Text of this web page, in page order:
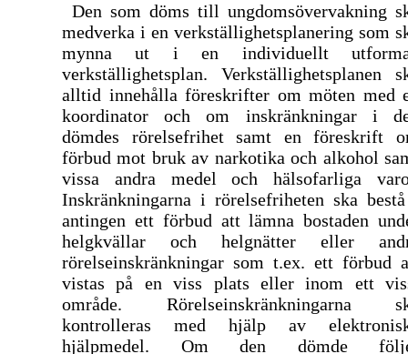
Den som döms till ungdomsövervakning
medverka i en verkställighetsplanering som
mynna ut i en individuellt
verkställighetsplan. Verkställighetsplanen
alltid innehålla föreskrifter om möten med
koordinator och om inskränkningar i
dömdes rörelsefrihet samt en föreskrift
förbud mot bruk av narkotika och alkohol
vissa andra medel och hälsofarliga
Inskränkningarna i rörelsefriheten ska
antingen ett förbud att lämna bostaden
helgkvällar och helgnätter eller
rörelseinskränkningar som t.ex. ett förbud
vistas på en viss plats eller inom ett
område. Rörelseinskränkningarna
kontrolleras med hjälp av
hjälpmedel. Om den dömde